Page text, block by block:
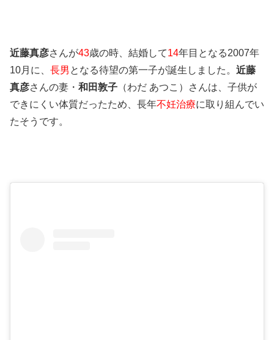
近藤真彦さんが43歳の時、結婚して14年目となる2007年
10月に、 長男 となる待望の第一子が誕生しました。 近藤
真彦さんの妻・ 和田敦子 （わだ あつこ）さんは、子供が
できにくい体質だったため、長年不妊治療に取り組んでい
たそうです。